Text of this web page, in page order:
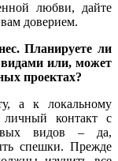
любви, дайте
доверием.
Планируете ли
или, может
проектах?
а к локальному
контакт с
видов – да,
спешки. Прежде